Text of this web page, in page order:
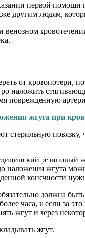
первой
другим людям,
от
наложить
поврежденную
жгута при
стерильную
резиновый
наложения жгута
конечности
должна
часа, и если за
жгут и через
жгут.